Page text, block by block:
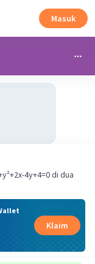
Masuk
4y+4=0 di dua
Klaim